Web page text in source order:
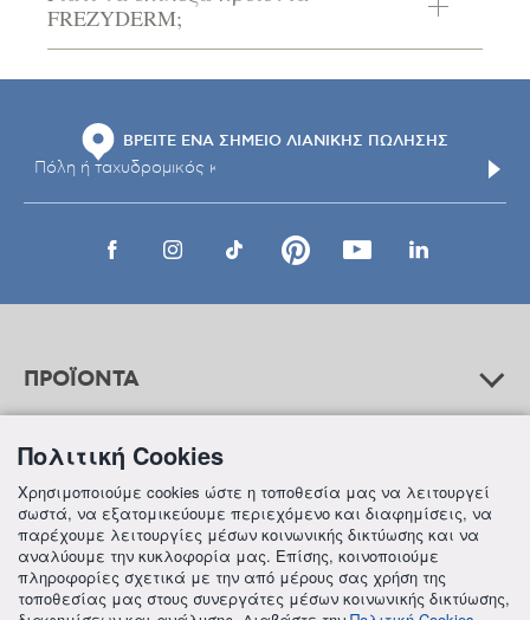
FREZYDERM;
ΒΡΕΙΤΕ ΕΝΑ ΣΗΜΕΙΟ ΛΙΑΝΙΚΗΣ ΠΩΛΗΣΗΣ
ΠΡΟΪΟΝΤΑ
ΒΟΗΘΕΙΑ
ΠΛΗΡΟΦΟΡΙΕΣ
Πολιτική Cookies
Χρησιμοποιούμε cookies ώστε η τοποθεσία μας να λειτουργεί
σωστά, να εξατομικεύουμε περιεχόμενο και διαφημίσεις, να
παρέχουμε λειτουργίες μέσων κοινωνικής δικτύωσης και να
αναλύουμε την κυκλοφορία μας. Επίσης, κοινοποιούμε
πληροφορίες σχετικά με την από μέρους σας χρήση της
τοποθεσίας μας στους συνεργάτες μέσων κοινωνικής δικτύωσης,